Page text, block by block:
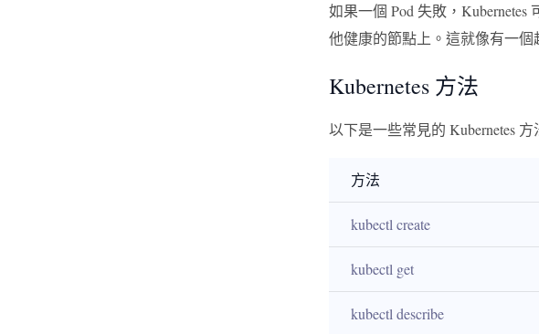
如果一個 Pod 失敗，
他健康的節點上。這就像有一
Kubernetes 方法
以下是一些常見的 Kubernetes 方
方法
kubectl create
kubectl get
kubectl describe